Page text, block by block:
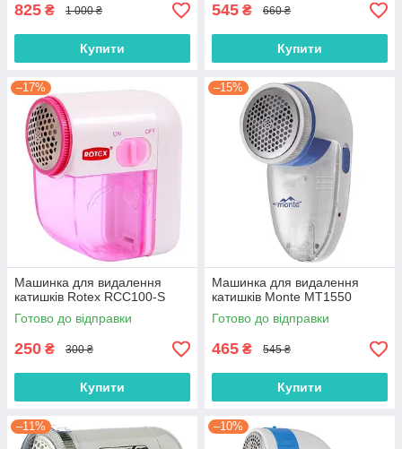
825 ₴ 1 000 ₴
Купити
545 ₴ 660 ₴
Купити
–17%
Машинка для видалення
катишків Rotex RCC100-S
Готово до відправки
250 ₴ 300 ₴
Купити
–15%
Машинка для видалення
катишків Monte MT1550
Готово до відправки
465 ₴ 545 ₴
Купити
–11% –10%